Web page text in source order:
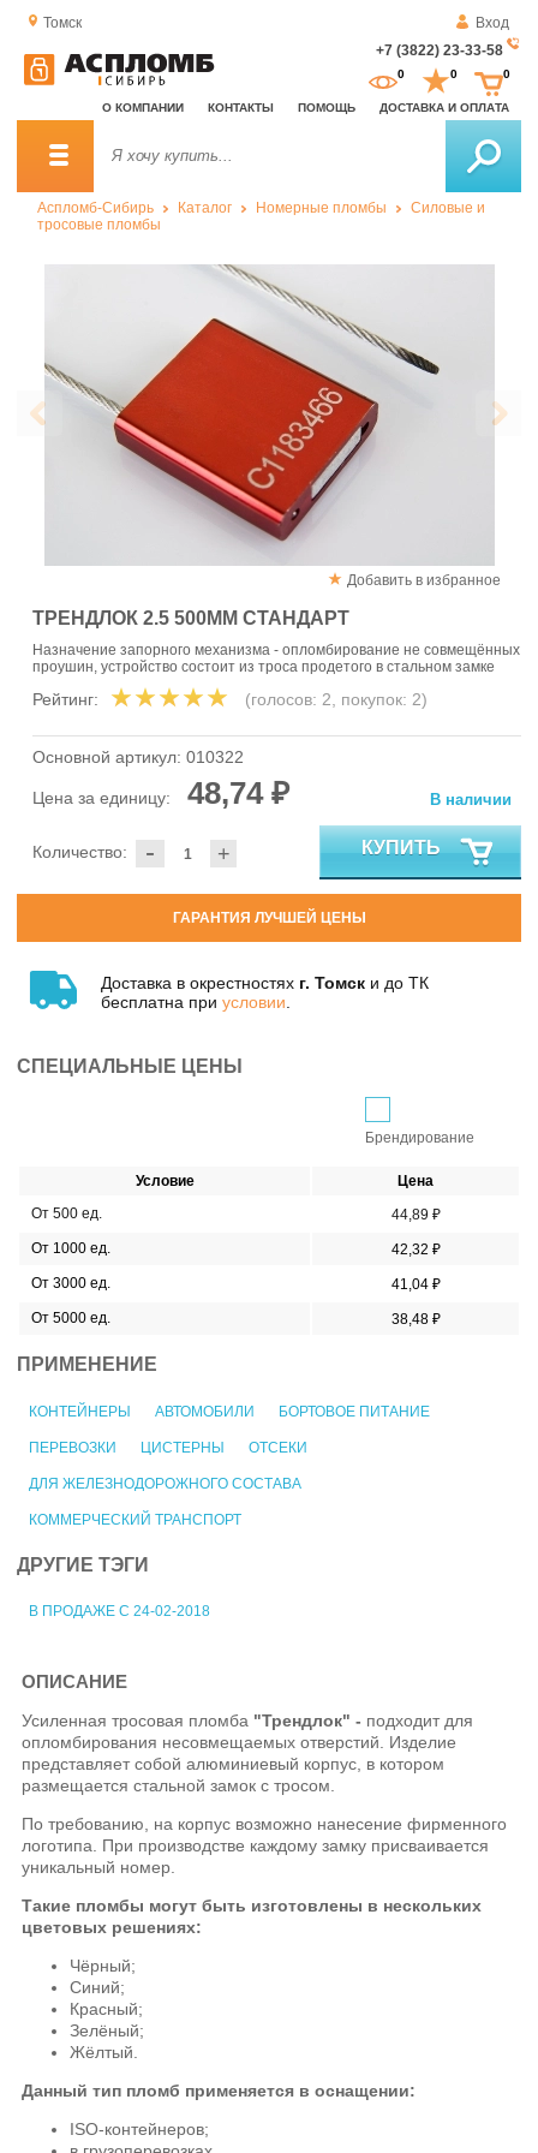
Томск
Вход
+7 (3822) 23-33-58
О КОМПАНИИ КОНТАКТЫ ПОМОЩЬ ДОСТАВКА И ОПЛАТА
0 0 0
Аспломб-Сибирь Каталог Номерные пломбы
Силовые и
тросовые пломбы
Добавить в избранное
ТРЕНДЛОК 2.5 500ММ СТАНДАРТ
Назначение запорного механизма - опломбирование не совмещённых
проушин, устройство состоит из троса продетого в стальном замке
Рейтинг: (голосов: 2, покупок: 2)
Основной артикул: 010322
Цена за единицу: 48,74 ₽
- +
Количество:
В наличии
КУПИТЬ
ГАРАНТИЯ ЛУЧШЕЙ ЦЕНЫ
Доставка в окрестностях г. Томск и до ТК
бесплатна при условии
СПЕЦИАЛЬНЫЕ ЦЕНЫ
Брендирование
Условие
Цена
От 500 ед.
44,89 ₽
От 1000 ед.
42,32 ₽
От 3000 ед.
41,04 ₽
От 5000 ед.
38,48 ₽
ПРИМЕНЕНИЕ
КОНТЕЙНЕРЫ АВТОМОБИЛИ БОРТОВОЕ ПИТАНИЕ
ПЕРЕВОЗКИ ЦИСТЕРНЫ ОТСЕКИ
ДЛЯ ЖЕЛЕЗНОДОРОЖНОГО СОСТАВА
КОММЕРЧЕСКИЙ ТРАНСПОРТ
ДРУГИЕ ТЭГИ
В ПРОДАЖЕ С 24-02-2018
ОПИСАНИЕ
Усиленная тросовая пломба "Трендлок" - подходит для
опломбирования несовмещаемых отверстий. Изделие
представляет собой алюминиевый корпус, в котором
размещается стальной замок с тросом.
По требованию, на корпус возможно нанесение фирменного
логотипа. При производстве каждому замку присваивается
уникальный номер.
Такие пломбы могут быть изготовлены в нескольких
цветовых решениях:
Чёрный;
Синий;
Красный;
Зелёный;
Жёлтый.
Данный тип пломб применяется в оснащении:
ISO-контейнеров;